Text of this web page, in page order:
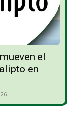
el
en